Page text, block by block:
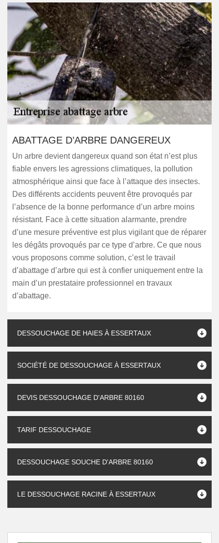
ABATTAGE D’ARBRE DANGEREUX
Un arbre devient dangereux quand son état n’est plus
fiable envers les agressions climatiques, la pollution
atmosphérique ainsi que face à l’attaque des insectes.
Des différents accidents peuvent être provoqués par
l’absence de la bonne performance d’un arbre moins
résistant. Face à cette situation alarmante, prendre
d’une mesure préventive est plus vigilant que de réparer
les dégâts provoqués par ce type d’arbre. Ce que nous
vous proposons comme solution, c’est le travail
d’abattage d’arbre qui est à confier uniquement entre la
main d’un prestataire professionnel en travaux
d’abattage.
DESSOUCHAGE DE HAIES À ESSERTAUX
SOCIÉTÉ DE DESSOUCHAGE À ESSERTAUX
DEVIS DESSOUCHAGE D'ARBRE 80160
TARIF DESSOUCHAGE
DESSOUCHAGE SOUCHE D'ARBRE 80160
LE DESSOUCHAGE RACINE À ESSERTAUX